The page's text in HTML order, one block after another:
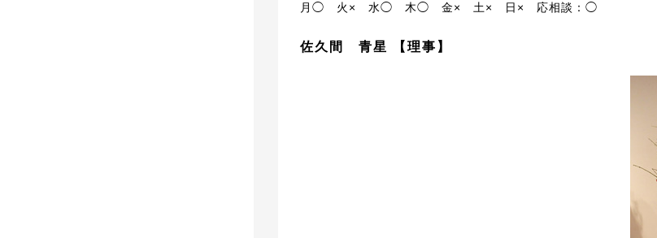
月◯
火× 水◯ 木◯ 金× 土× 日× 応相談：◯
佐久間 青星 【理事】